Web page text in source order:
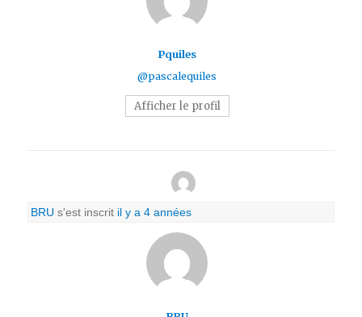
Pquiles
@pascalequiles
Afficher le profil
BRU s'est inscrit il y a 4 années